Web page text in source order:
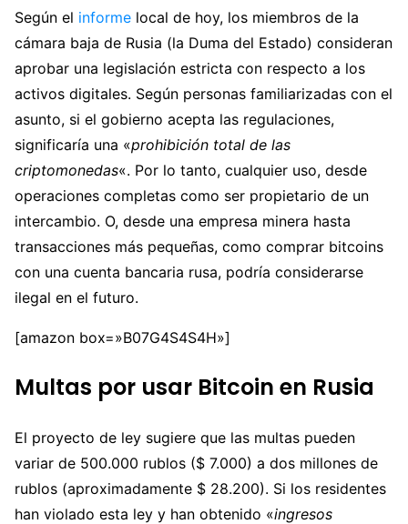
Según el informe local de hoy, los miembros de la
cámara baja de Rusia (la Duma del Estado) consideran
aprobar una legislación estricta con respecto a los
activos digitales. Según personas familiarizadas con el
asunto, si el gobierno acepta las regulaciones,
significaría una «prohibición total de las
criptomonedas«. Por lo tanto, cualquier uso, desde
operaciones completas como ser propietario de un
intercambio. O, desde una empresa minera hasta
transacciones más pequeñas, como comprar bitcoins
con una cuenta bancaria rusa, podría considerarse
ilegal en el futuro.
[amazon box=»B07G4S4S4H»]
Multas por usar Bitcoin en Rusia
El proyecto de ley sugiere que las multas pueden
variar de 500.000 rublos ($ 7.000) a dos millones de
rublos (aproximadamente $ 28.200). Si los residentes
han violado esta ley y han obtenido «ingresos